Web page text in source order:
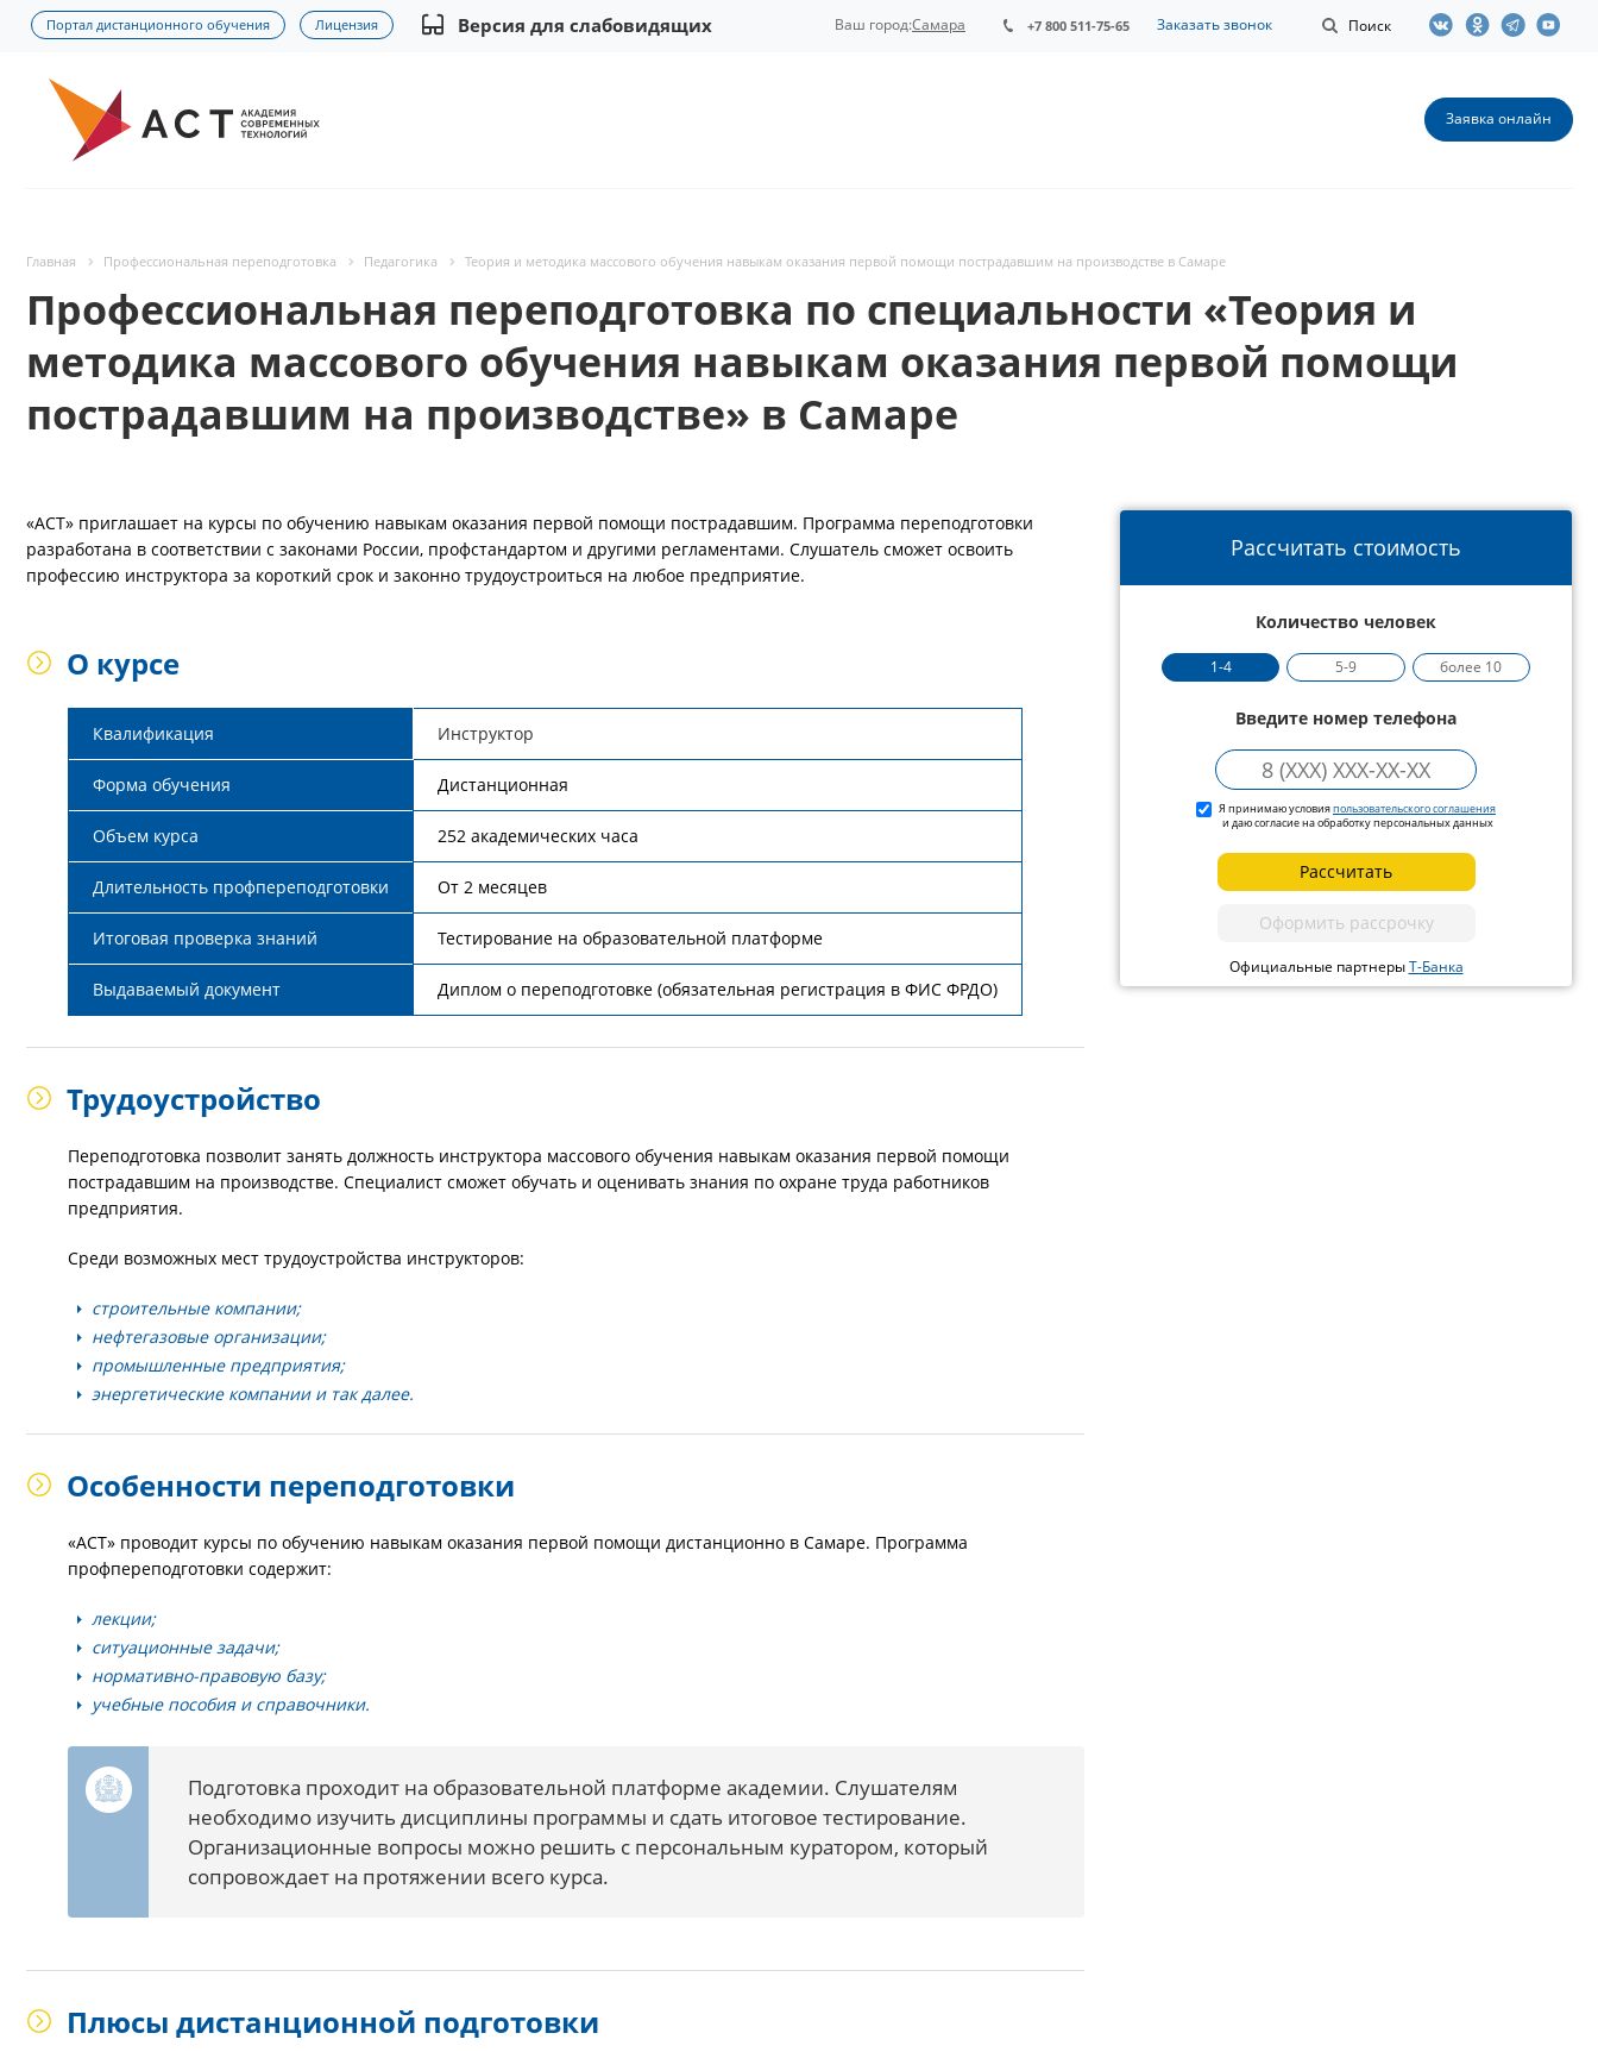
Портал дистанционного обучения Лицензия Версия для слабовидящих Поиск
+7 800 511-75-65 Заказать звонок
Ваш город:Самара
Заявка онлайн
Главная Профессиональная переподготовка Педагогика Теория и методика массового обучения навыкам оказания первой помощи пострадавшим на производстве в Самаре
Профессиональная переподготовка по специальности «Теория и
методика массового обучения навыкам оказания первой помощи
пострадавшим на производстве» в Самаре
Рассчитать стоимость
Количество человек
1-4 5-9 более 10
Введите номер телефона
Я принимаю условияпользовательского соглашения
и даю согласие на обработку персональных данных
Рассчитать
Оформить рассрочку
Официальные партнерыТ-Банка
«АСТ» приглашает на курсы по обучению навыкам оказания первой помощи пострадавшим. Программа переподготовки
разработана в соответствии с законами России, профстандартом и другими регламентами. Слушатель сможет освоить
профессию инструктора за короткий срок и законно трудоустроиться на любое предприятие.
О курсе
Квалификация Инструктор
Форма обучения Дистанционная
Объем курса 252 академических часа
Длительность профпереподготовки От 2 месяцев
Итоговая проверка знаний Тестирование на образовательной платформе
Выдаваемый документ Диплом о переподготовке (обязательная регистрация в ФИС ФРДО)
Трудоустройство
Переподготовка позволит занять должность инструктора массового обучения навыкам оказания первой помощи
пострадавшим на производстве. Специалист сможет обучать и оценивать знания по охране труда работников
предприятия.
Среди возможных мест трудоустройства инструкторов:
строительные компании;
нефтегазовые организации;
промышленные предприятия;
энергетические компании и так далее.
Особенности переподготовки
«АСТ» проводит курсы по обучению навыкам оказания первой помощи дистанционно в Самаре. Программа
профпереподготовки содержит:
лекции;
ситуационные задачи;
нормативно-правовую базу;
учебные пособия и справочники.
Подготовка проходит на образовательной платформе академии. Слушателям
необходимо изучить дисциплины программы и сдать итоговое тестирование.
Организационные вопросы можно решить с персональным куратором, который
сопровождает на протяжении всего курса.
Плюсы дистанционной подготовки